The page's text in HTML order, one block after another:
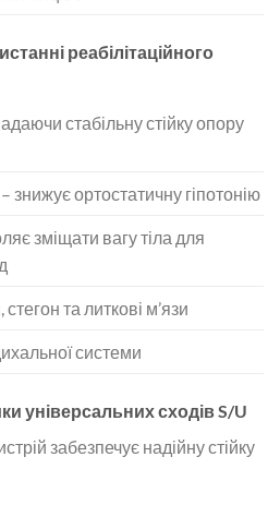
реабілітаційного
стабільну стійку опору
знижує ортостатичну гіпотонію
зміщати вагу тіла для
та литкові м’язи
системи
універсальних сходів S/U
забезпечує надійну стійку